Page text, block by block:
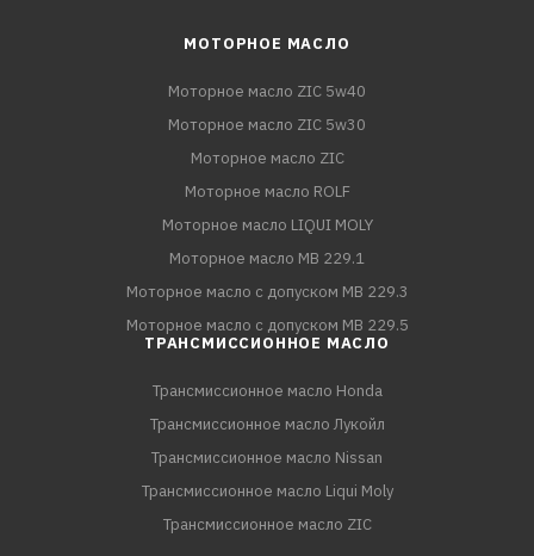
МОТОРНОЕ МАСЛО
Моторное масло ZIC 5w40
Моторное масло ZIC 5w30
Моторное масло ZIC
Моторное масло ROLF
Моторное масло LIQUI MOLY
Моторное масло MB 229.1
Моторное масло с допуском MB 229.3
Моторное масло с допуском MB 229.5
ТРАНСМИССИОННОЕ МАСЛО
Трансмиссионное масло Honda
Трансмиссионное масло Лукойл
Трансмиссионное масло Nissan
Трансмиссионное масло Liqui Moly
Трансмиссионное масло ZIC